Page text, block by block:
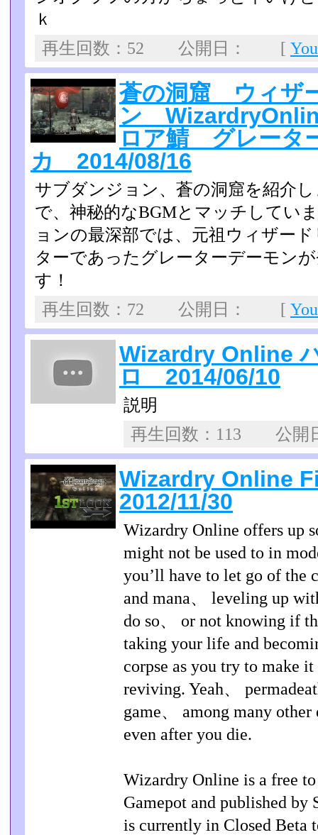
ｋ
再生回数：52 公開日： [
蒼の洞窟 ウィザ
ン
ロア鯖 グレータ
カ 2014/08/16
サブダンジョン、蒼の洞窟を紹介
で、神秘的なBGMとマッチ­してい
ョンの最深部では、元祖ウィザー
ターであったグレーターデーモン
す！
再生回数：72 公開日： [
Wizardry Online
ロ 2014/06/10
説明
再生回数：113 公
Wizardry Online
2012/11/30
Wizardry Online offers up
might not be used to in
you’ll have to let go of the
and mana、 leveling up
do so、 or not knowing if
taking your life and
corpse as you try to make
reviving. Yeah、
game、 among many
even after you die.
Wizardry Online is a free
Gamepot and published by
is currently in Closed Beta